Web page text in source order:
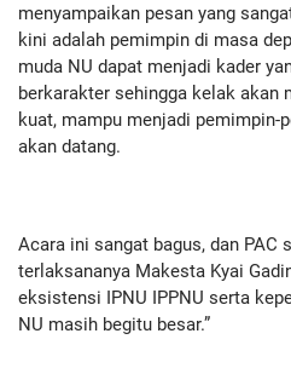
menyampaikan pesan yang
kini adalah pemimpin di masa
muda NU dapat menjadi kader
berkarakter sehingga kelak akan
kuat, mampu menjadi pemimpin-
akan datang.
Acara ini sangat bagus, dan PAC
terlaksananya Makesta Kyai
eksistensi IPNU IPPNU serta
NU masih begitu besar.”